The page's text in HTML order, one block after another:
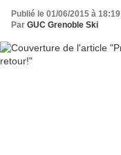
Publié le 01/06/2015 à 18:19
Par GUC Grenoble Ski